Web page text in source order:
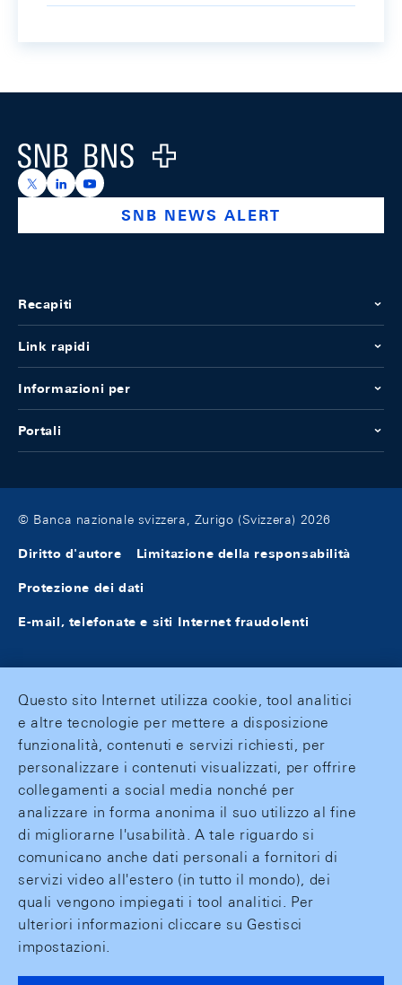
Logo
https://x.com/snb_bns
https://ch.linkedin.com/company/swiss-national-
https://www.youtube.com/@swissnationalbank
SNB NEWS ALERT
Recapiti
Link rapidi
Informazioni per
Portali
© Banca nazionale svizzera, Zurigo (Svizzera) 2026
Diritto d'autore Limitazione della responsabilità
Protezione dei dati
E-mail, telefonate e siti Internet fraudolenti
Questo sito Internet utilizza cookie, tool analitici
e altre tecnologie per mettere a disposizione
funzionalità, contenuti e servizi richiesti, per
personalizzare i contenuti visualizzati, per offrire
collegamenti a social media nonché per
analizzare in forma anonima il suo utilizzo al fine
di migliorarne l'usabilità. A tale riguardo si
comunicano anche dati personali a fornitori di
servizi video all'estero (in tutto il mondo), dei
quali vengono impiegati i tool analitici. Per
ulteriori informazioni cliccare su Gestisci
impostazioni.